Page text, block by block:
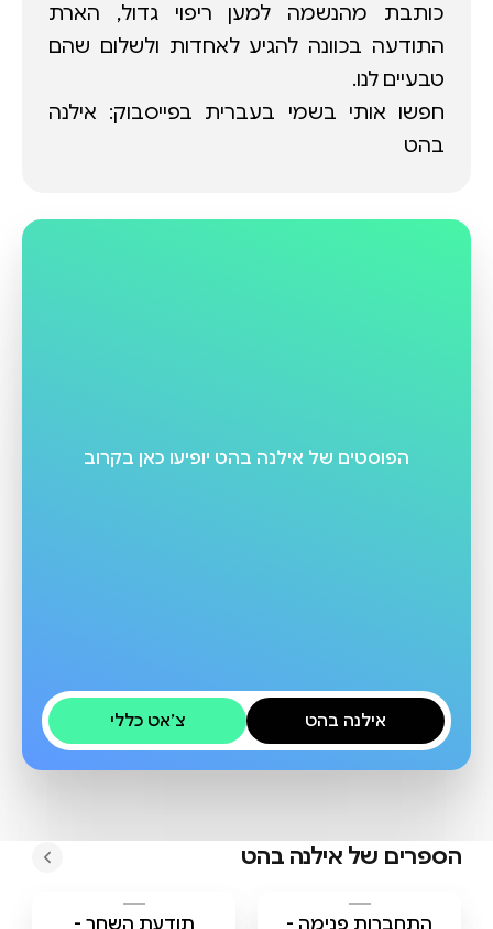
כותבת מהנשמה למען ריפוי גדול, הארת
התודעה בכוונה להגיע לאחדות ולשלום שהם
חפשו אותי בשמי בעברית בפייסבוק: אילנה
בהט
הפוסטים של אילנה בהט יופיעו כאן בקרוב
אילנה בהט צ׳אט כללי
הספרים של אילנה בהט
התחברות פנימה -
תודעת השחר -